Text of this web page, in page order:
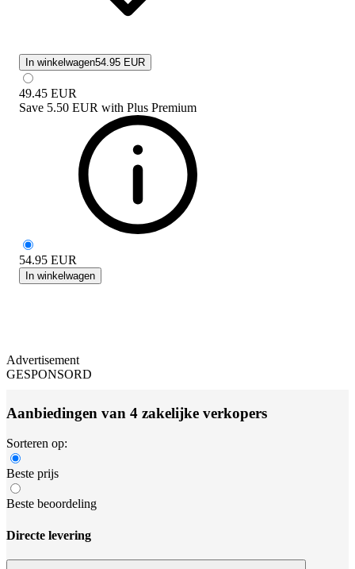
In winkelwagen54.95 EUR
49.45 EUR
Save 5.50 EUR with Plus Premium
54.95 EUR
In winkelwagen
Advertisement
GESPONSORD
Aanbiedingen van 4 zakelijke verkopers
Sorteren op:
Beste prijs
Beste beoordeling
Directe levering